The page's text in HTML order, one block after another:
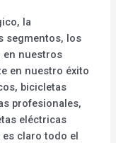
la
segmentos, los
en nuestros
en nuestro éxito
bicicletas
profesionales,
eléctricas
es claro todo el